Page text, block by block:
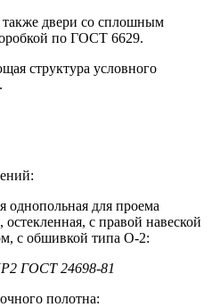
двери со сплошным
по ГОСТ 6629.
структура условного
однопольная для проема
с правой навеской
с обшивкой типа О-2:
ГОСТ 24698-81
полотна: